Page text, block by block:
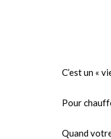
C’est un «
Pour
Quand